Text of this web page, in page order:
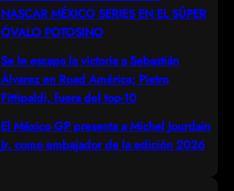
NASCAR MÉXICO SERIES EN EL SÚPER
ÓVALO POTOSINO
Se le escapa la victoria a Sebastián
Álvarez en Road América; Pietro
Fittipaldi, fuera del top-10
El México GP presenta a Michel Jourdain
Jr. como embajador de la edición 2026